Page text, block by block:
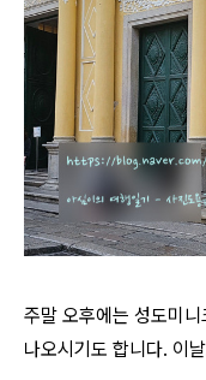
주말 오후에는 성도미
나오시기도 합니다. 이